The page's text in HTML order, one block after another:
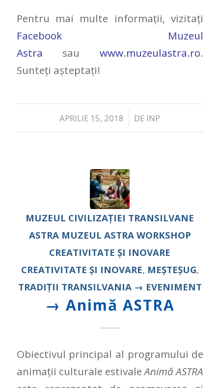
Pentru mai multe informații, vizitați
Facebook Muzeul
Astra sauwww.muzeulastra.ro.
Sunteți așteptați!
APRILIE 15, 2018
/ DE INP
MUZEUL CIVILIZAŢIEI TRANSILVANE
ASTRA MUZEUL ASTRA WORKSHOP
CREATIVITATE ȘI INOVARE
CREATIVITATE ȘI INOVARE, MEȘTEȘUG,
TRADIȚII TRANSILVANIA → EVENIMENT
→ Animă ASTRA
Obiectivul principal al programului de
animații culturale estivaleAnimă ASTRA